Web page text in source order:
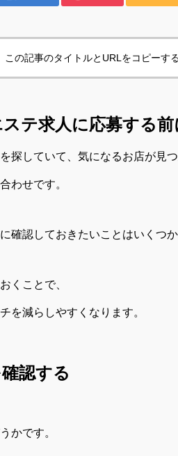
この記事のタイトルとURLをコピーす
テ求人に応募する
探していて、気になるお店が見つ
わせです。
確認しておきたいことはいくつか
くことで、
を減らしやすくなります。
認する
かです。